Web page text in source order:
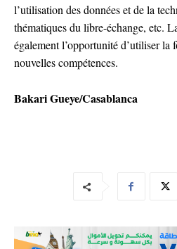
l’utilisation des données et de la
thématiques du libre-échange, etc.
également l’opportunité d’utiliser la
nouvelles compétences.
Bakari Gueye/Casablanca